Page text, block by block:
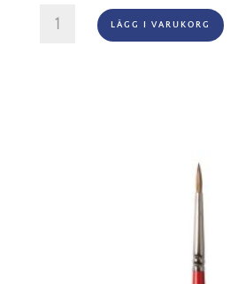
Series
LÄGG I VARUKORG